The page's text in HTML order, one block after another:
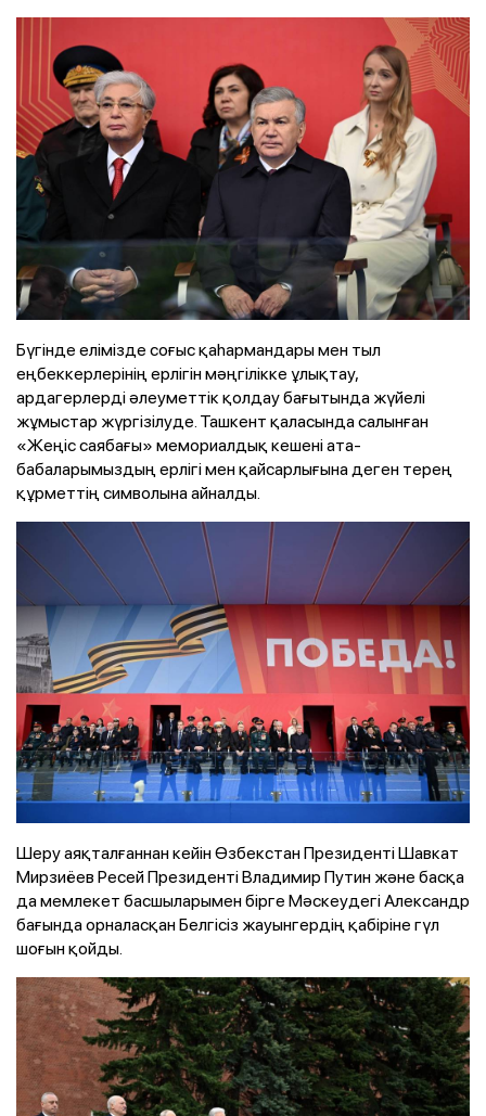
Бүгінде елімізде соғыс қаһармандары мен тыл
еңбеккерлерінің ерлігін мәңгілікке ұлықтау,
ардагерлерді әлеуметтік қолдау бағытында жүйелі
жұмыстар жүргізілуде. Ташкент қаласында салынған
«Жеңіс саябағы» мемориалдық кешені ата-
бабаларымыздың ерлігі мен қайсарлығына деген терең
құрметтің символына айналды.
Шеру аяқталғаннан кейін Өзбекстан Президенті Шавкат
Мирзиёев Ресей Президенті Владимир Путин және басқа
да мемлекет басшыларымен бірге Мәскеудегі Александр
бағында орналасқан Белгісіз жауынгердің қабіріне гүл
шоғын қойды.